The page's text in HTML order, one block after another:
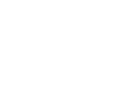
de 10e
une efficacité
huit voies SAS